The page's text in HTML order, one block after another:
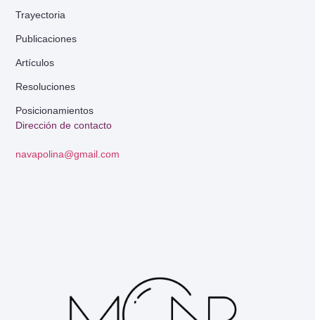
Dirección de contacto
navapolina@gmail.com
Trayectoria
Publicaciones
Artículos
Resoluciones
Posicionamientos